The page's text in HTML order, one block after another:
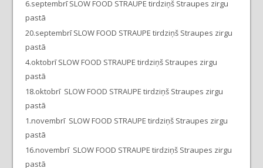
6.septembrī SLOW FOOD STRAUPE tirdziņš Straupes zirgu
pastā
20.septembrī SLOW FOOD STRAUPE tirdziņš Straupes zirgu
pastā
4.oktobrī SLOW FOOD STRAUPE tirdziņš Straupes zirgu
pastā
18.oktobrī SLOW FOOD STRAUPE tirdziņš Straupes zirgu
pastā
1.novembrī SLOW FOOD STRAUPE tirdziņš Straupes zirgu
pastā
16.novembrī SLOW FOOD STRAUPE tirdziņš Straupes zirgu
pastā